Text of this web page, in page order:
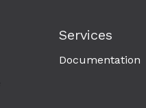
Services
Documentation